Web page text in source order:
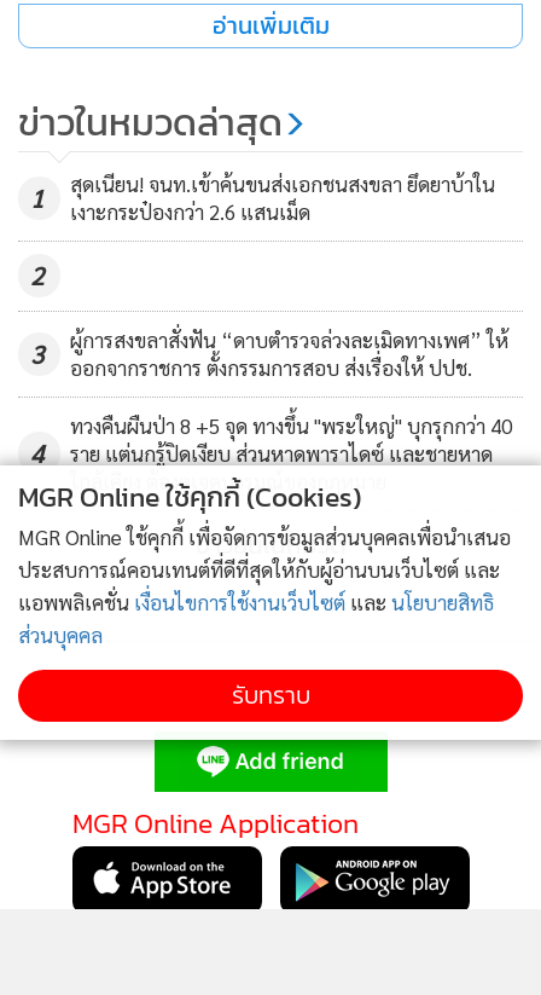
พร้อมทั้งจัดเตรียมสิ่งอำนวยความสะดวกให้พร้อมรองรับการให้
บริการตลอดเวลา และได้บูรณาการร่วมกับหน่วยงานความมั่นคง
ในพื้นที่จังหวัดภูเก็ต กำชับผู้ให้บริการรถยนต์สาธารณะให้ปฏิบัติ
ตามกฎระเบียบและข้อบังคับอย่างเคร่งครัด เพื่อให้ผู้โดยสารและ
ผู้ใช้บริการเกิดความมั่นใจ และได้รับการบริการที่สะดวก
ปลอดภัย
อ่านเพิ่มเติม
ข่าวในหมวดล่าสุด
1
สุดเนียน! จนท.เข้าค้นขนส่งเอกชนสงขลา ยึดยาบ้าใน
เงาะกระป๋องกว่า 2.6 แสนเม็ด
2
3
ผู้การสงขลาสั่งฟัน “ดาบตำรวจล่วงละเมิดทางเพศ” ให้
ออกจากราชการ ตั้งกรรมการสอบ ส่งเรื่องให้ ปปช.
4
ทวงคืนผืนป่า 8 +5 จุด ทางขึ้น "พระใหญ่" บุกรุกกว่า 40
ราย แต่นกรู้ปิดเงียบ ส่วนหาดพาราไดซ์ และชายหาด
ใกล้เคียง ต้องดูเจตนารมณ์ของกฎหมาย
ข่าวอื่นในหมวด
ติดตามข่าวสารผ่านทาง LINE
MGR Online Application
MGR Online ใช้คุกกี้ (Cookies)
MGR Online ใช้คุกกี้ เพื่อจัดการข้อมูลส่วนบุคคลเพื่อนำเสนอ
ประสบการณ์คอนเทนต์ที่ดีที่สุดให้กับผู้อ่านบนเว็บไซต์ และ
แอพพลิเคชั่น เงื่อนไขการใช้งานเว็บไซต์ และ นโยบายสิทธิ
ส่วนบุคคล
รับทราบ